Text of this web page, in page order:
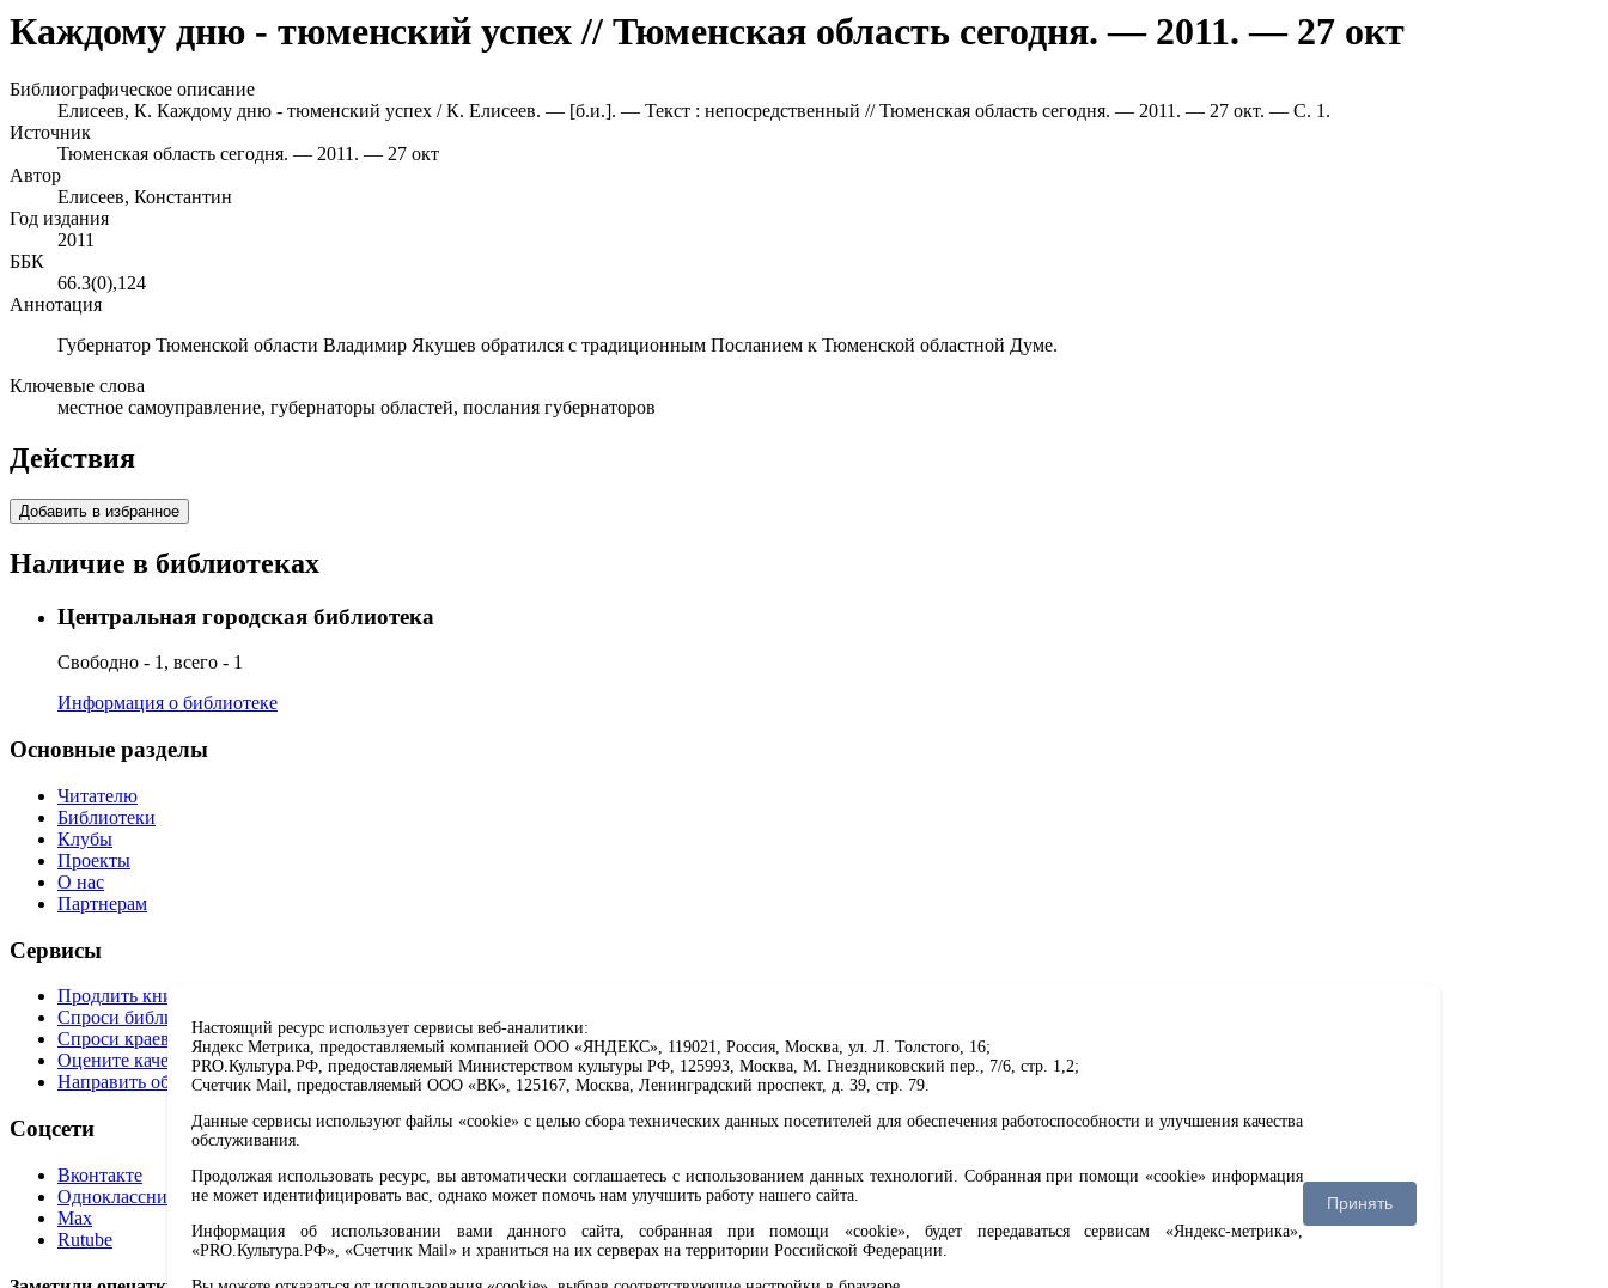
Каждому дню - тюменский успех // Тюменская область сегодня. — 2011. — 27 окт
Библиографическое описание
Елисеев, К. Каждому дню - тюменский успех / К. Елисеев. — [б.и.]. — Текст : непосредственный // Тюменская область сегодня. — 2011. — 27 окт. — С. 1.
Источник
Тюменская область сегодня. — 2011. — 27 окт
Автор
Елисеев, Константин
Год издания
2011
ББК
66.3(0),124
Аннотация
Губернатор Тюменской области Владимир Якушев обратился с традиционным Посланием к Тюменской областной Думе.
Ключевые слова
местное самоуправление, губернаторы областей, послания губернаторов
Действия
Добавить в избранное
Наличие в библиотеках
Центральная городская библиотека
Свободно - 1, всего - 1
Информация о библиотеке
Основные разделы
Читателю
Библиотеки
Клубы
Проекты
О нас
Партнерам
Сервисы
Продлить книгу
Спроси библиотекаря
Спроси краеведа
Оцените качество услуг
Направить обращение директору
Соцсети
Вконтакте
Одноклассники
Max
Rutube
Настоящий ресурс использует сервисы веб-аналитики:
Яндекс Метрика, предоставляемый компанией ООО «ЯНДЕКС», 119021, Россия, Москва, ул. Л. Толстого, 16;
PRO.Культура.РФ, предоставляемый Министерством культуры РФ, 125993, Москва, М. Гнездниковский пер., 7/6, стр. 1,2;
Счетчик Mail, предоставляемый ООО «ВК», 125167, Москва, Ленинградский проспект, д. 39, стр. 79.
Данные сервисы используют файлы «cookie» с целью сбора технических данных посетителей для обеспечения работоспособности и улучшения качества
обслуживания.
Продолжая использовать ресурс, вы автоматически соглашаетесь с использованием данных технологий. Собранная при помощи «cookie» информация
не может идентифицировать вас, однако может помочь нам улучшить работу нашего сайта.
Информация об использовании вами данного сайта, собранная при помощи «cookie», будет передаваться сервисам «Яндекс-метрика»,
«PRO.Культура.РФ», «Счетчик Mail» и храниться на их серверах на территории Российской Федерации.
Принять